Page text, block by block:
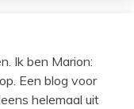
Ik ben Marion:
Een blog voor
helemaal uit